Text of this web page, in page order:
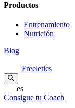
Productos
Entrenamiento
Nutrición
Blog
Freeletics
es
Consigue tu Coach